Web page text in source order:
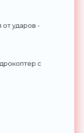
от ударов -
с